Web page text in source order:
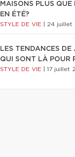
MAISONS PLUS QUE
EN ÉTÉ?
STYLE DE VIE 24 juillet
LES TENDANCES DE
QUI SONT LÀ POUR
STYLE DE VIE 17 juillet